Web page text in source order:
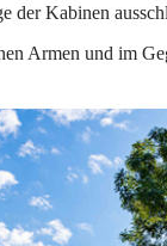
der Kabinen
Armen und im